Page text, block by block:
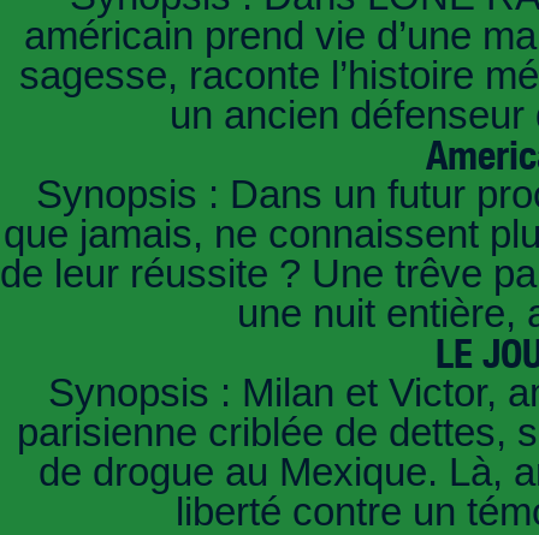
américain prend vie d’une
sagesse, raconte l’histoire
un ancien
Synopsis : Dans un futur
que jamais, ne connaissent
de leur réussite ? Une trêve
une nuit
LE
Synopsis : Milan et Victor,
parisienne criblée de dettes,
de drogue au Mexique. Là,
liberté contre un